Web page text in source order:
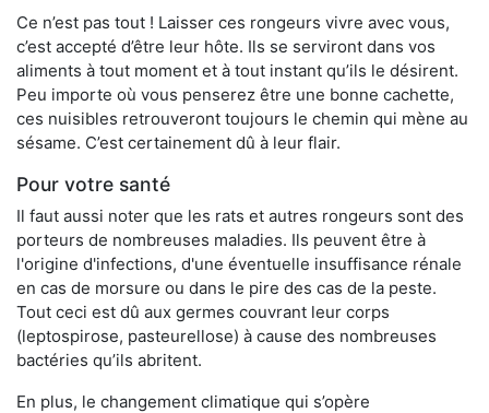
Ce n’est pas tout ! Laisser ces rongeurs vivre avec vous,
c’est accepté d’être leur hôte. Ils se serviront dans vos
aliments à tout moment et à tout instant qu’ils le désirent.
Peu importe où vous penserez être une bonne cachette,
ces nuisibles retrouveront toujours le chemin qui mène au
sésame. C’est certainement dû à leur flair.
Pour votre santé
Il faut aussi noter que les rats et autres rongeurs sont des
porteurs de nombreuses maladies. Ils peuvent être à
l'origine d'infections, d'une éventuelle insuffisance rénale
en cas de morsure ou dans le pire des cas de la peste.
Tout ceci est dû aux germes couvrant leur corps
(leptospirose, pasteurellose) à cause des nombreuses
bactéries qu’ils abritent.
En plus, le changement climatique qui s’opère